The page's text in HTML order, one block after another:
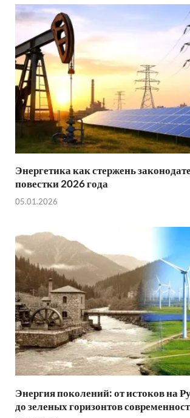
Энергетика как стержень
повестки 2026 года
05.01.2026
Энергия поколений: от истоков на
до зеленых горизонтов